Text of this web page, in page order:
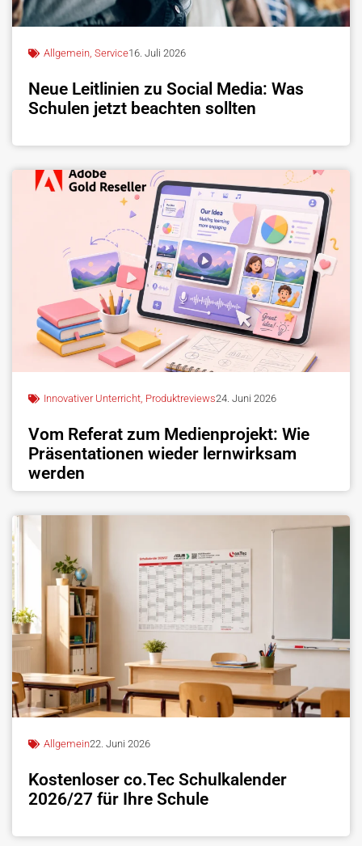
Allgemein, Service16. Juli 2026
Neue Leitlinien zu Social Media: Was
Schulen jetzt beachten sollten
Innovativer Unterricht, Produktreviews24. Juni 2026
Vom Referat zum Medienprojekt: Wie
Präsentationen wieder lernwirksam
werden
Allgemein22. Juni 2026
Kostenloser co.Tec Schulkalender
2026/27 für Ihre Schule